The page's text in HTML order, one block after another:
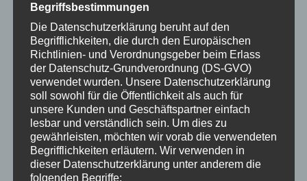
geheimnisvoll oder sexy verzaubern die schlanken
Engelsdamen mit ihrem erotischen Hüftschwung
und der geschmeidig-glatten Oberfläche ihres
Holzes unsere Sinne. Auch den Minis von Sternkopf
hauchen die Kunsthandwerker der erzgebirgischen
Holzkunst-Manufaktur Gahlenz mit viel Geduld und
Erfahrung ihr Leben ein. Das Drechseln, Schleifen,
Polieren und Zusammensetzen der zierlichen Körper
und zarten Engelsflügeln erfordert
außerordentliches Fingerspitzengefühl und höchste
Begriffsbestimmungen
Die Datenschutzerklärung beruht auf den
Begrifflichkeiten, die durch den Europäischen
Richtlinien- und Verordnungsgeber beim Erlass
der Datenschutz-Grundverordnung (DS-GVO)
verwendet wurden. Unsere Datenschutzerklärung
soll sowohl für die Öffentlichkeit als auch für
unsere Kunden und Geschäftspartner einfach
lesbar und verständlich sein. Um dies zu
gewährleisten, möchten wir vorab die verwendeten
Begrifflichkeiten erläutern. Wir verwenden in
dieser Datenschutzerklärung unter anderem die
folgenden Begriffe: